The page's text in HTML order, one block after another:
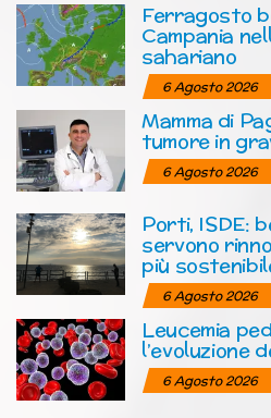
Ferragosto
Campania
sahariano
6 Agosto 2026
Mamma di
tumore in
6 Agosto 2026
Porti, ISDE:
servono
più
6 Agosto 2026
Leucemia
l’evoluzione
6 Agosto 2026